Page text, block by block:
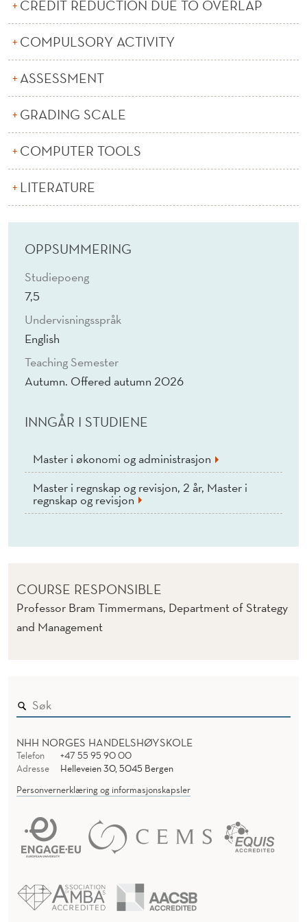
O
N
CREDIT REDUCTION DUE TO OVERLAP
COMPULSORY ACTIVITY
ASSESSMENT
GRADING SCALE
COMPUTER TOOLS
LITERATURE
OPPSUMMERING
Studiepoeng
7,5
Undervisningsspråk
English
Teaching Semester
Autumn. Offered autumn 2026
INNGÅR I STUDIENE
Master i økonomi og administrasjon
Master i regnskap og revisjon, 2 år, Master i
regnskap og revisjon
COURSE RESPONSIBLE
Professor Bram Timmermans, Department of Strategy
and Management
NHH NORGES HANDELSHØYSKOLE
Telefon
+47 55 95 90 00
Adresse
Helleveien 30, 5045 Bergen
Personvernerklæring og informasjonskapsler